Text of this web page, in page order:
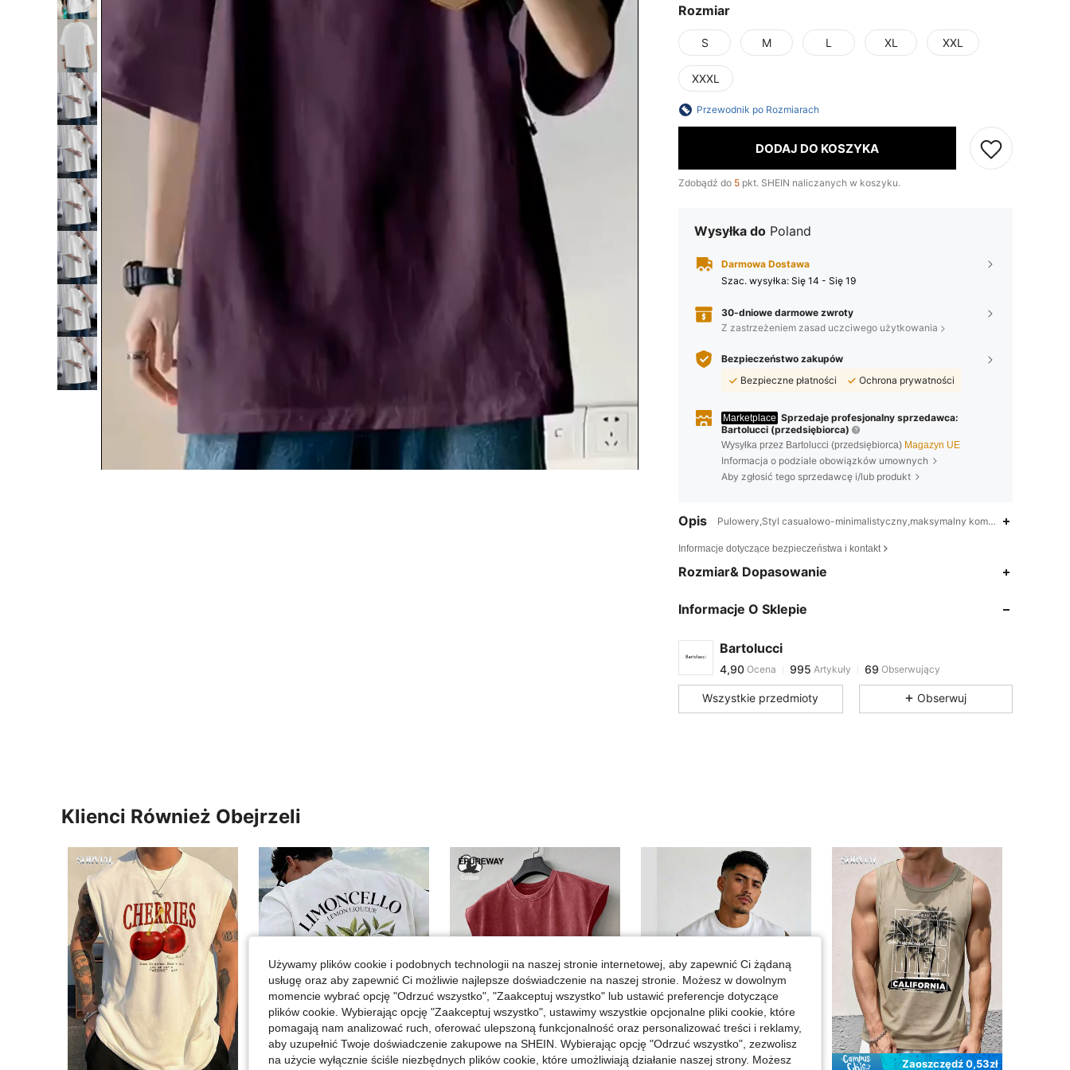
Rozmiar
S M L XL XXL
XXXL
Przewodnik po Rozmiarach
DODAJ DO KOSZYKA
Zdobądź do 5 pkt. SHEIN naliczanych w koszyku.
Wysyłka do Poland
Darmowa Dostawa
Szac. wysyłka: Się 14 - Się 19
30-dniowe darmowe zwroty
Z zastrzeżeniem zasad uczciwego użytkowania
Bezpieczeństwo zakupów
Bezpieczne płatności
Ochrona prywatności
Marketplace Sprzedaje profesjonalny sprzedawca:
Bartolucci (przedsiębiorca)
Wysyłka przez Bartolucci (przedsiębiorca) Magazyn UE
Informacja o podziale obowiązków umownych
Aby zgłosić tego sprzedawcę i/lub produkt
Opis Pulowery,Styl casualowo-minimalistyczny,maksymalny komfort,Miękkie,lekki
Informacje dotyczące bezpieczeństwa i kontakt
Rozmiar& Dopasowanie
Informacje O Sklepie
Bartolucci
4,90 995
4,90
995
4,90
995 69
v***6 zaobserwował(-a)1 dzień temu
4,90 995
69
4,90
995
69
Wszystkie przedmioty Obserwuj
Klienci Również Obejrzeli
17 Zaoszczędź 0,53zł
Używamy plików cookie i podobnych technologii na naszej stronie internetowej, aby zapewnić Ci żądaną
usługę oraz aby zapewnić Ci możliwie najlepsze doświadczenie na naszej stronie. Możesz w dowolnym
momencie wybrać opcję "Odrzuć wszystko", "Zaakceptuj wszystko" lub ustawić preferencje dotyczące
plików cookie. Wybierając opcję "Zaakceptuj wszystko", ustawimy wszystkie opcjonalne pliki cookie, które
pomagają nam analizować ruch, oferować ulepszoną funkcjonalność oraz personalizować treści i reklamy,
aby uzupełnić Twoje doświadczenie zakupowe na SHEIN. Wybierając opcję "Odrzuć wszystko", zezwolisz
na użycie wyłącznie ściśle niezbędnych plików cookie, które umożliwiają działanie naszej strony. Możesz